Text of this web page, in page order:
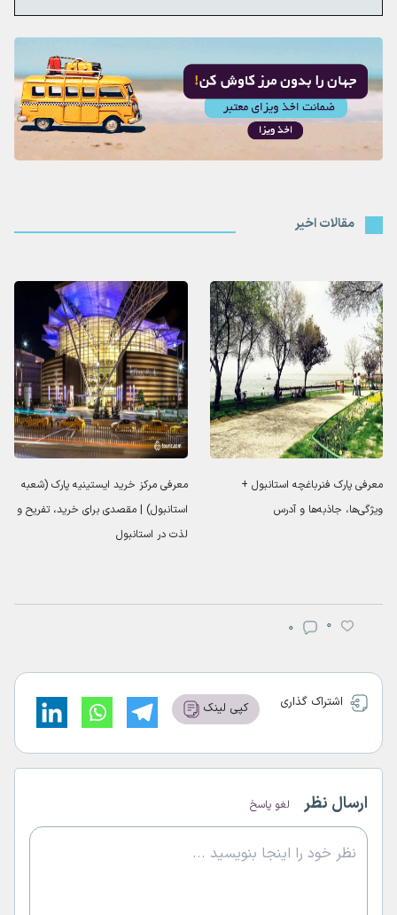
0
0
مقالات اخیر
معرفی پارک فنرباغچه استانبول +
ویژگی‌ها، جاذبه‌ها و آدرس
معرفی مرکز خرید ایستینیه پارک (شعبه
استانبول) | مقصدی برای خرید، تفریح و
لذت در استانبول
اشتراک گذاری کپی لینک
ارسال نظر لغو پاسخ